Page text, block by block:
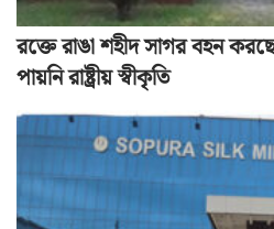
রক্তে রাঙা শহীদ সাগর বহন
পায়নি রাষ্ট্রীয় স্বীকৃতি